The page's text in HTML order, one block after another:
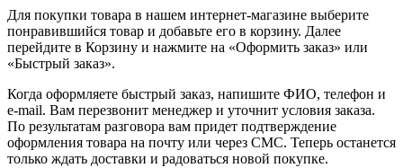
Для покупки товара в нашем интернет-магазине выберите
понравившийся товар и добавьте его в корзину. Далее
перейдите в Корзину и нажмите на «Оформить заказ» или
«Быстрый заказ».
Когда оформляете быстрый заказ, напишите ФИО, телефон и
e-mail. Вам перезвонит менеджер и уточнит условия заказа.
По результатам разговора вам придет подтверждение
оформления товара на почту или через СМС. Теперь останется
только ждать доставки и радоваться новой покупке.